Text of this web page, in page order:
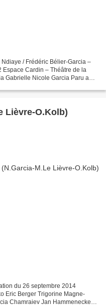
/ Frédéric Bélier-Garcia –
Cardin – Théâtre de la
Gabrielle Nicole Garcia Paru aux
Lièvre-O.Kolb)
du 26 septembre 2014
Eric Berger Trigorine Magne-
Chamraiev Jan Hammenecker